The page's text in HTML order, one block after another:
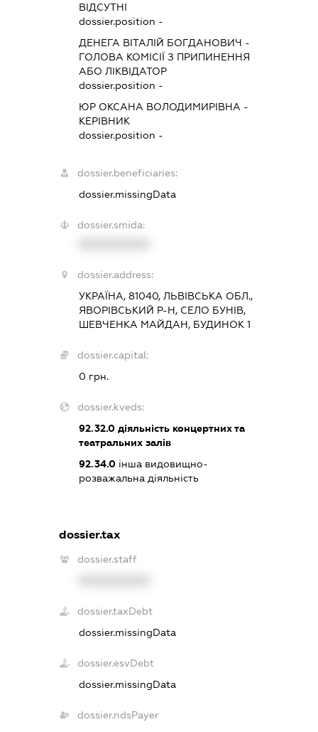
ВІДСУТНІ
dossier.position -
ДЕНЕГА ВІТАЛІЙ БОГДАНОВИЧ -
ГОЛОВА КОМІСІЇ З ПРИПИНЕННЯ
АБО ЛІКВІДАТОР
dossier.position -
ЮР ОКСАНА ВОЛОДИМИРІВНА -
КЕРІВНИК
dossier.position -
dossier.beneficiaries:
dossier.missingData
dossier.smida:
dossier.address:
УКРАЇНА, 81040, ЛЬВІВСЬКА ОБЛ.,
ЯВОРІВСЬКИЙ Р-Н, СЕЛО БУНІВ,
ШЕВЧЕНКА МАЙДАН, БУДИНОК 1
dossier.capital:
0 грн.
dossier.kveds:
92.32.0діяльність концертних та
театральних залів
92.34.0інша видовищно-
розважальна діяльність
dossier.tax
dossier.staff
dossier.taxDebt
dossier.missingData
dossier.esvDebt
dossier.missingData
dossier.ndsPayer